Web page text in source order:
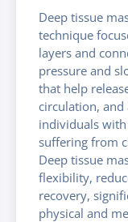
Deep tissue
technique
layers and
pressure and
that help
circulation,
individuals
suffering from
Deep tissue
flexibility,
recovery,
physical and